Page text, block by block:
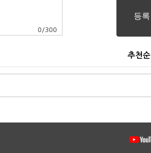
0 /300
추천순